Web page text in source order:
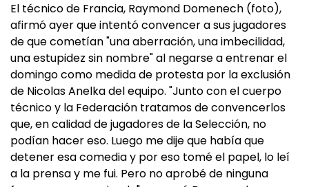
El técnico de Francia, Raymond Domenech (foto),
afirmó ayer que intentó convencer a sus jugadores
de que cometían "una aberración, una imbecilidad,
una estupidez sin nombre" al negarse a entrenar el
domingo como medida de protesta por la exclusión
de Nicolas Anelka del equipo. "Junto con el cuerpo
técnico y la Federación tratamos de convencerlos
que, en calidad de jugadores de la Selección, no
podían hacer eso. Luego me dije que había que
detener esa comedia y por eso tomé el papel, lo leí
a la prensa y me fui. Pero no aprobé de ninguna